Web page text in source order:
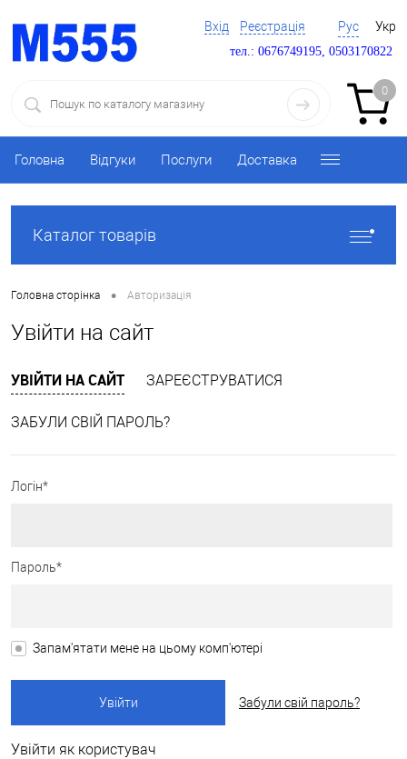
Вхід Реєстрація Рус Укр
тел.: 0676749195, 0503170822
0
Головна Відгуки Послуги Доставка
Каталог товарів
Головна сторінка • Авторизація
Увійти на сайт
УВІЙТИ НА САЙТ ЗАРЕЄСТРУВАТИСЯ
ЗАБУЛИ СВІЙ ПАРОЛЬ?
Логін*
Пароль*
Запам'ятати мене на цьому комп'ютері
Забули свій пароль?
Увійти як користувач